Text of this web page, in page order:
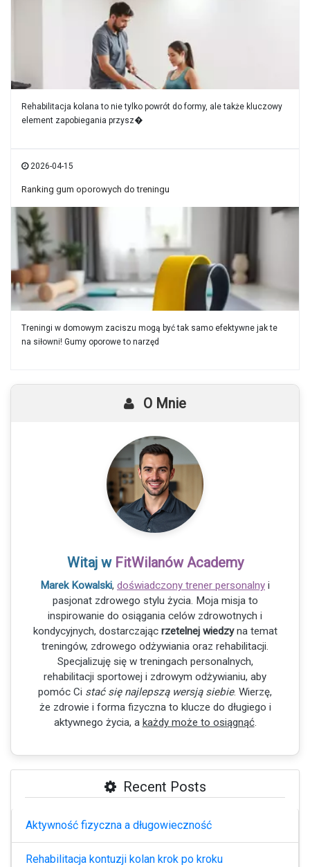
O Mnie
Witaj w FitWilanów Academy
Marek Kowalski, doświadczony trener personalny i
pasjonat zdrowego stylu życia. Moja misja to
inspirowanie do osiągania celów zdrowotnych i
kondycyjnych, dostarczając rzetelnej wiedzyna temat
treningów, zdrowego odżywiania oraz rehabilitacji.
Specjalizuję się w treningach personalnych,
rehabilitacji sportowej i zdrowym odżywianiu, aby
pomóc Ci stać się najlepszą wersją siebie. Wierzę,
że zdrowie i forma fizyczna to klucze do długiego i
aktywnego życia, a każdy może to osiągnąć.
Recent Posts
Aktywność fizyczna a długowieczność
Rehabilitacja kontuzji kolan krok po kroku
Rehabilitacja kolana to nie tylko powrót do formy, ale także kluczowy
element zapobiegania przysz�
2026-04-15
Ranking gum oporowych do treningu
Treningi w domowym zaciszu mogą być tak samo efektywne jak te
na siłowni! Gumy oporowe to narzęd